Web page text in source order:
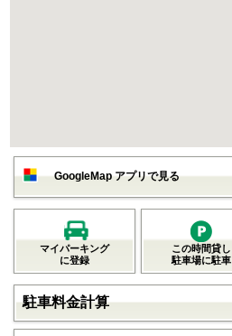
GoogleMap アプリで見る
マイパーキング
に登録
この時間貸し
駐車場に駐車
駐車料金計算